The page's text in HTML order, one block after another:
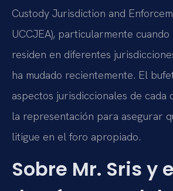
Custody Jurisdiction and
UCCJEA), particularmente
residen en diferentes
ha mudado recientemente. El
aspectos jurisdiccionales de cada
la representación para asegurar
litigue en el foro apropiado.
Sobre Mr. Sris y